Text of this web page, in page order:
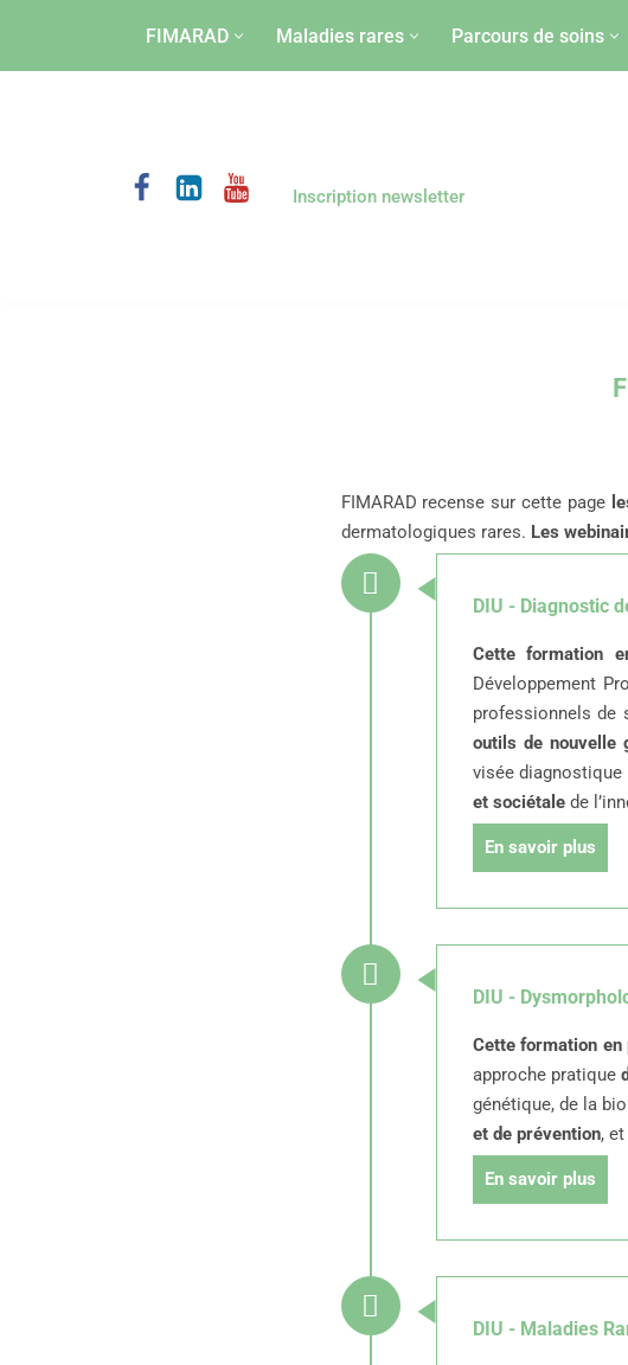
FIMARAD Maladies rares Parcours de soins
Inscription newsletter
FIMARAD recense sur cette page
dermatologiques rares. Les
DIU - Diagnostic
Cette formation
Développement
professionnels de
outils de nouvelle
visée
et sociétalede
En savoir plus
DIU -
Cette formation en
approche pratique
génétique, de la
et de prévention,
En savoir plus
DIU - Maladies